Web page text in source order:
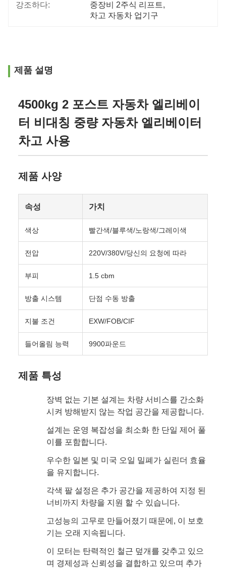
강조하다:
중장비 2주식 리프트,
차고 자동차 업기구
제품 설명
4500kg 2 포스트 자동차 엘리베이
터 비대칭 중량 자동차 엘리베이터
차고 사용
제품 사양
속성 가치
색상 빨간색/블루색/노랑색/그레이색
전압 220V/380V/당신의 요청에 따라
부피 1.5 cbm
방출 시스템 단점 수동 방출
지불 조건 EXW/FOB/CIF
들어올림 능력 9900파운드
제품 특성
장벽 없는 기본 설계는 차량 서비스를 간소화
시켜 방해받지 않는 작업 공간을 제공합니다.
설계는 운영 복잡성을 최소화 한 단일 제어 풀
이를 포함합니다.
우수한 일본 및 미국 오일 밀폐가 실린더 효율
을 유지합니다.
각색 팔 설정은 추가 공간을 제공하여 지정 된
너비까지 차량을 지원 할 수 있습니다.
고성능의 고무로 만들어졌기 때문에, 이 보호
기는 오래 지속됩니다.
이 모터는 탄력적인 철근 덮개를 갖추고 있으
며 경제성과 신뢰성을 결합하고 있으며 추가